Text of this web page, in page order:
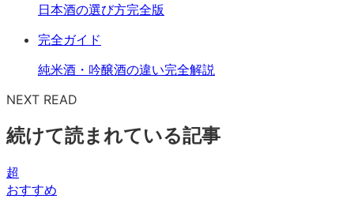
日本酒の選び方完全版
完全ガイド
純米酒・吟醸酒の違い完全解説
NEXT READ
続けて読まれている記事
超
おすすめ